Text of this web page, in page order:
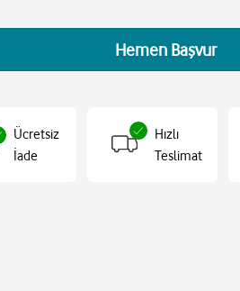
Hemen Başvur
Ücretsiz
İade
Hızlı
Teslimat